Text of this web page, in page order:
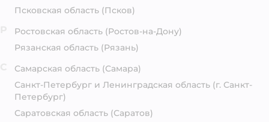
Псковская область (Псков)
Ростовская область (Ростов-на-Дону)
Рязанская область (Рязань)
Самарская область (Самара)
Санкт-Петербург и Ленинградская область (г. Санкт-
Петербург)
Саратовская область (Саратов)